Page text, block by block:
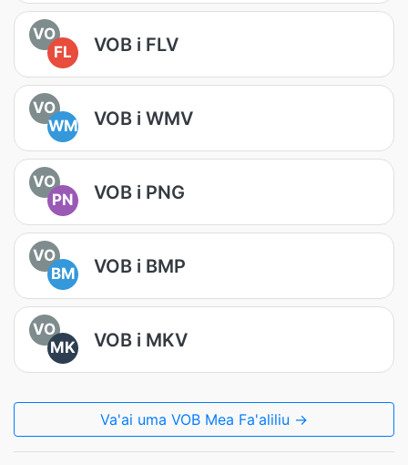
VO
FL
VOB i FLV
VO
WM
VOB i WMV
VO
PN
VOB i PNG
VO
BM
VOB i BMP
VO
MK
VOB i MKV
Va'ai uma VOB Mea Fa'aliliu →